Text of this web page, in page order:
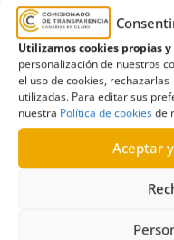
Utilizamos cookies propias
personalización de nuestros
el uso de cookies,
utilizadas. Para editar sus
nuestra Política de cookiesde
Aceptar